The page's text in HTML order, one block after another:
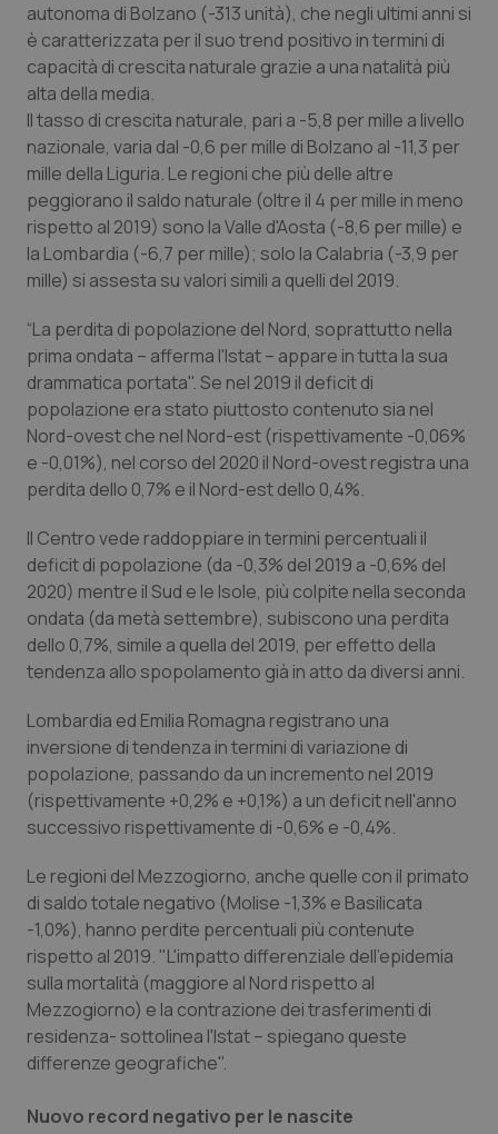
Toscana
Umbria
Valle D’Aosta
Veneto
Obesità
Oftalmologia
Oncodermatologia
Oncoematologia
Oncologia & Nutrizione
Quotidiano Cardiologia
Quotidiano Chirurgia
Quotidiano Oncologia
Quotidiano Pediatria
Rene & patologie urogenitali
Salute orale & impianti
Sangue & coagulazione
Tiroide
Tumore al seno
Tumore ovarico
Tumori del Polmone & Testa Collo
Tumori gastrointestinali
Ulcera & Reflusso
Vaccini
autonoma di Bolzano (-313 unità), che negli ultimi anni si
è caratterizzata per il suo trend positivo in termini di
capacità di crescita naturale grazie a una natalità più
alta della media.
Il tasso di crescita naturale, pari a -5,8 per mille a livello
nazionale, varia dal -0,6 per mille di Bolzano al -11,3 per
mille della Liguria. Le regioni che più delle altre
peggiorano il saldo naturale (oltre il 4 per mille in meno
rispetto al 2019) sono la Valle d'Aosta (-8,6 per mille) e
la Lombardia (-6,7 per mille); solo la Calabria (-3,9 per
mille) si assesta su valori simili a quelli del 2019.
“La perdita di popolazione del Nord, soprattutto nella
prima ondata – afferma l'Istat – appare in tutta la sua
drammatica portata". Se nel 2019 il deficit di
popolazione era stato piuttosto contenuto sia nel
Nord-ovest che nel Nord-est (rispettivamente -0,06%
e -0,01%), nel corso del 2020 il Nord-ovest registra una
perdita dello 0,7% e il Nord-est dello 0,4%.
Il Centro vede raddoppiare in termini percentuali il
deficit di popolazione (da -0,3% del 2019 a -0,6% del
2020) mentre il Sud e le Isole, più colpite nella seconda
ondata (da metà settembre), subiscono una perdita
dello 0,7%, simile a quella del 2019, per effetto della
tendenza allo spopolamento già in atto da diversi anni.
Lombardia ed Emilia Romagna registrano una
inversione di tendenza in termini di variazione di
popolazione, passando da un incremento nel 2019
(rispettivamente +0,2% e +0,1%) a un deficit nell'anno
successivo rispettivamente di -0,6% e -0,4%.
Le regioni del Mezzogiorno, anche quelle con il primato
di saldo totale negativo (Molise -1,3% e Basilicata
-1,0%), hanno perdite percentuali più contenute
rispetto al 2019. "L'impatto differenziale dell'epidemia
sulla mortalità (maggiore al Nord rispetto al
Mezzogiorno) e la contrazione dei trasferimenti di
residenza- sottolinea l'Istat – spiegano queste
differenze geografiche".
Nuovo record negativo per le nascite